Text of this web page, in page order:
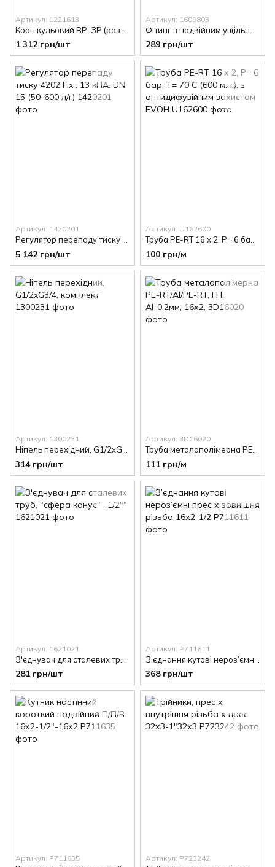
Артикул: 1221613
1 312 грн/шт
Артикул: 1609803
289 грн/шт
Артикул: 1420201
Регулятор перепаду тиску 4202 Fix , 13 кПА. DN 15 (50-600 л/г)
5 142 грн/шт
Артикул: U162600
Труба PE-RT 16 х 2, P= 6 бар; T= 70 С (600 м.п.), з антидифузійним захистом EVOH
100 грн/м
Артикул: 1300231
314 грн/шт
Артикул: 3D16020
111 грн/м
Артикул: 1621021
281 грн/шт
Артикул: P711611
368 грн/шт
Артикул: P711635 Артикул: P723242